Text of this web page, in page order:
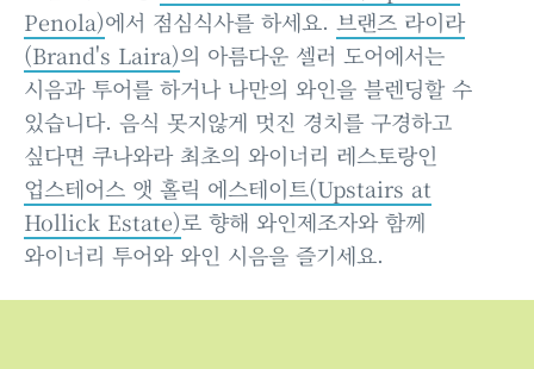
Penola)에서 점심식사를 하세요. 브랜즈 라이라
(Brand's Laira)의 아름다운 셀러 도어에서는
시음과 투어를 하거나 나만의 와인을 블렌딩할 수
있습니다. 음식 못지않게 멋진 경치를 구경하고
싶다면 쿠나와라 최초의 와이너리 레스토랑인
업스테어스 앳 홀릭 에스테이트(Upstairs at
Hollick Estate)로 향해 와인제조자와 함께
와이너리 투어와 와인 시음을 즐기세요.